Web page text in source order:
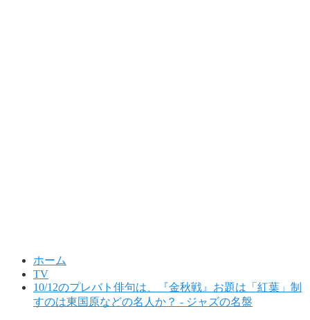
ホーム
TV
10/12のプレバト俳句は、『金秋戦』お題は「紅葉」制
すのは東国原などの名人か？ - ジャズの名盤